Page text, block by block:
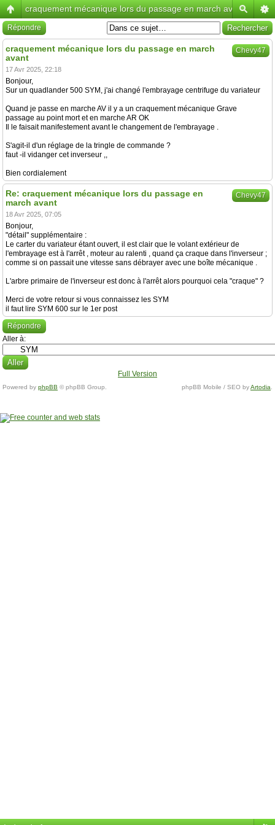
craquement mécanique lors du passage en march avant
Répondre
Chevy47
craquement mécanique lors du passage en march
avant
17 Avr 2025, 22:18
Bonjour,
Sur un quadlander 500 SYM, j'ai changé l'embrayage centrifuge du variateur
Quand je passe en marche AV il y a un craquement mécanique Grave
passage au point mort et en marche AR OK
Il le faisait manifestement avant le changement de l'embrayage .
S'agit-il d'un réglage de la tringle de commande ?
faut -il vidanger cet inverseur ,,
Bien cordialement
Chevy47
Re: craquement mécanique lors du passage en
march avant
18 Avr 2025, 07:05
Bonjour,
"détail" supplémentaire :
Le carter du variateur étant ouvert, il est clair que le volant extérieur de
l'embrayage est à l'arrêt , moteur au ralenti , quand ça craque dans l'inverseur ;
comme si on passait une vitesse sans débrayer avec une boîte mécanique .
L'arbre primaire de l'inverseur est donc à l'arrêt alors pourquoi cela "craque" ?
Merci de votre retour si vous connaissez les SYM
il faut lire SYM 600 sur le 1er post
Répondre
Aller à:
Full Version
Powered by phpBB © phpBB Group. phpBB Mobile / SEO byArtodia